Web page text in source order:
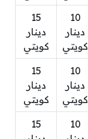
10
دينار
كويتي
15
دينار
كويتي
10
دينار
كويتي
15
دينار
كويتي
10
15